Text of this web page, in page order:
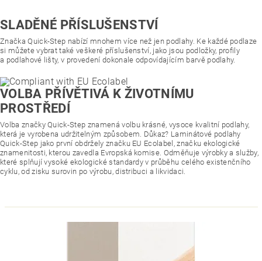
SLADĚNÉ PŘÍSLUŠENSTVÍ
Značka Quick-Step nabízí mnohem více než jen podlahy. Ke každé podlaze
si můžete vybrat také veškeré příslušenství, jako jsou podložky, profily
a podlahové lišty, v provedení dokonale odpovídajícím barvě podlahy.
VOLBA PŘÍVĚTIVÁ K ŽIVOTNÍMU
PROSTŘEDÍ
Volba značky Quick-Step znamená volbu krásné, vysoce kvalitní podlahy,
která je vyrobena udržitelným způsobem. Důkaz? Laminátové podlahy
Quick-Step jako první obdržely značku EU Ecolabel, značku ekologické
znamenitosti, kterou zavedla Evropská komise. Odměňuje výrobky a služby,
které splňují vysoké ekologické standardy v průběhu celého existenčního
cyklu, od zisku surovin po výrobu, distribuci a likvidaci.